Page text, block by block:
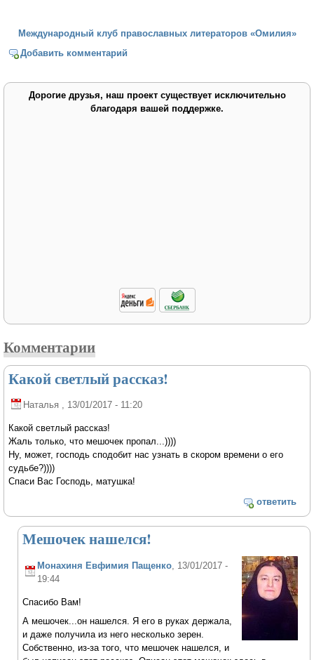
Международный клуб православных литераторов «Омилия»
Добавить комментарий
Дорогие друзья, наш проект существует исключительно
благодаря вашей поддержке.
Комментарии
Какой светлый рассказ!
Наталья , 13/01/2017 - 11:20
Какой светлый рассказ!
Жаль только, что мешочек пропал...))))
Ну, может, господь сподобит нас узнать в скором времени о его
судьбе?))))
Спаси Вас Господь, матушка!
ответить
Мешочек нашелся!
Монахиня Евфимия Пащенко, 13/01/2017 -
19:44
Спасибо Вам!
А мешочек...он нашелся. Я его в руках держала,
и даже получила из него несколько зерен.
Собственно, из-за того, что мешочек нашелся, и